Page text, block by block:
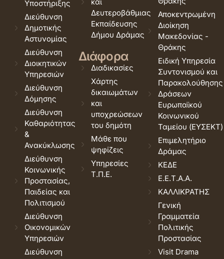
Υποστήριξης
Διεύθυνση
Δημοτικής
Αστυνομίας
Διεύθυνση
Διοικητικών
Υπηρεσιών
Διεύθυνση
Δόμησης
Διεύθυνση
Καθαριότητας
&
Ανακύκλωσης
Διεύθυνση
Κοινωνικής
Προστασίας,
Παιδείας και
Πολιτισμού
Διεύθυνση
Οικονομικών
Υπηρεσιών
Διεύθυνση
Δευτεροβάθμιας
Εκπαίδευσης
Δήμου Δράμας
Διάφορα
Διαδικασίες
Χάρτης
δικαιωμάτων
και
υποχρεώσεων
του δημότη
Μάθε που
ψηφίζεις
Υπηρεσίες
Τ.Π.Ε.
Αποκεντρωμένη
Διοίκηση
Μακεδονίας -
Θράκης
Ειδική Υπηρεσία
Συντονισμού και
Παρακολούθησης
Δράσεων
Ευρωπαϊκού
Κοινωνικού
Ταμείου (ΕΥΣΕΚΤ)
Επιμελητήριο
Δράμας
ΚΕΔΕ
Ε.Ε.Τ.Α.Α.
ΚΑΛΛΙΚΡΑΤΗΣ
Γενική
Γραμματεία
Πολιτικής
Προστασίας
Visit Drama